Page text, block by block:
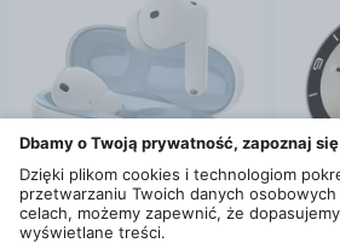
Dbamy o Twoją prywatność, zapoznaj
Dzięki plikom cookies i technologiom
przetwarzaniu Twoich danych
celach, możemy zapewnić, że
wyświetlane treści.